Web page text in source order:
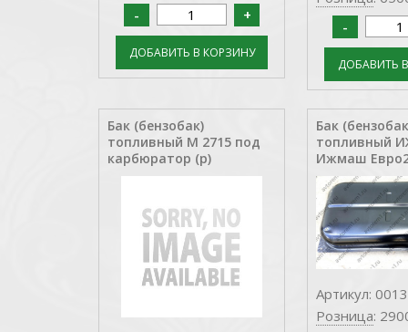
Бак (бензобак)
топливный М 2715 под
карбюратор (р)
Бак
топливный
Ижмаш
Артикул:
Розница: